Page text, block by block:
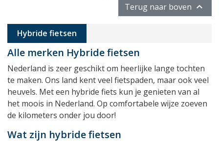
Terug naar boven 
Hybride fietsen
Alle merken Hybride fietsen
Nederland is zeer geschikt om heerlijke lange tochten
te maken. Ons land kent veel fietspaden, maar ook veel
heuvels. Met een hybride fiets kun je genieten van al
het moois in Nederland. Op comfortabele wijze zoeven
de kilometers onder jou door!
Wat zijn hybride fietsen